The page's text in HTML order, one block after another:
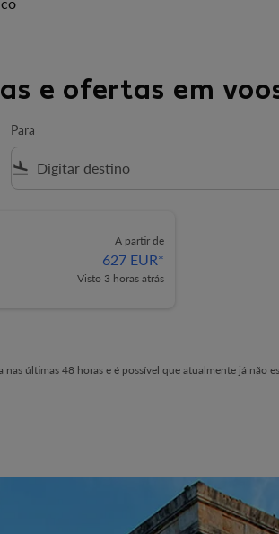
e ofertas em
Para
flight_land
A partir de
627 EUR*
Visto 3 horas atrás
últimas 48 horas e é possível que atualmente já não